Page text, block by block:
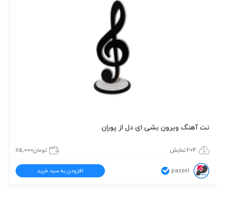
نت آهنگ ویرون بشی ای دل از پوران
204 نمایش تومان115,000
pazzel افزودن به سبد خرید